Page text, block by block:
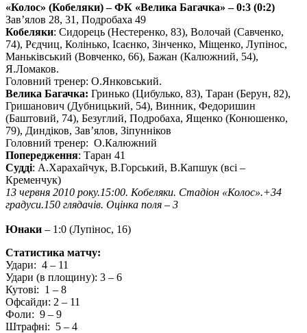
«Колос» (Кобеляки) – ФК «Велика Багачка» – 0:3 (0:2)
Зав’ялов 28, 31, Подробаха 49
Кобеляки: Сидорець (Нестеренко, 83), Волочай (Савченко,
74), Рєдчиц, Колінько, Ісаєнко, Зінченко, Міщенко, Лупінос,
Маньківський (Вовченко, 66), Бажан (Калюжний, 54),
Я.Ломаков.
Головний тренер: О.Янковський.
Велика Багачка: Гринько (Цибулько, 83), Таран (Берун, 82),
Гришанович (Дубницький, 54), Винник, Федоришин
(Баштовий, 74), Безуглий, Подробаха, Ященко (Конюшенко,
79), Диндіков, Зав’ялов, Зіпунніков
Головний тренер: О.Калюжний
Попередження: Таран 41
Судді: А.Харахайчук, В.Горський, В.Капшук (всі –
Кременчук)
13 червня 2010 року.15:00. Кобеляки. Стадіон «Колос».+34
градуси.150 глядачів. Оцінка поля – 3
Юнаки – 1:0 (Лупінос, 16)
Статистика матчу:
Удари: 4 – 11
Удари (в площину): 3 – 6
Кутові: 1 – 8
Офсайди: 2 – 11
Фоли: 9 – 9
Штрафні: 5 – 4